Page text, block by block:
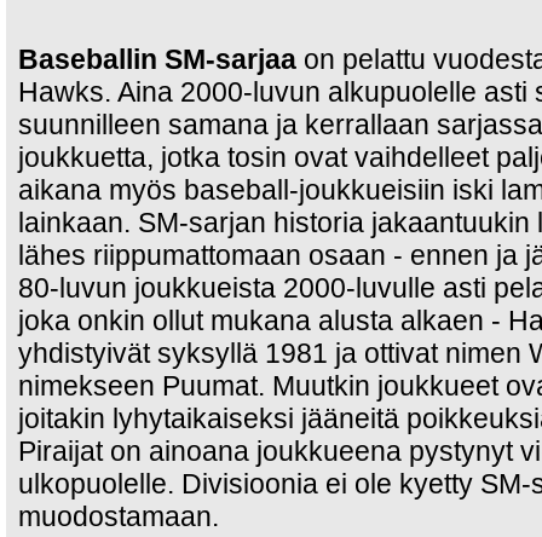
Baseballin SM-sarjaa on pelattu
Hawks. Aina 2000-luvun alkupuolelle
suunnilleen samana ja kerrallaan
joukkuetta, jotka tosin ovat vaihdelleet
aikana myös baseball-joukkueisiin iski
lainkaan. SM-sarjan historia
lähes riippumattomaan osaan - ennen ja
80-luvun joukkueista 2000-luvulle asti
joka onkin ollut mukana alusta alkaen -
yhdistyivät syksyllä 1981 ja ottivat nimen
nimekseen Puumat. Muutkin joukkueet
joitakin lyhytaikaiseksi jääneitä
Piraijat on ainoana joukkueena pystynyt
ulkopuolelle. Divisioonia ei ole kyetty
muodostamaan.